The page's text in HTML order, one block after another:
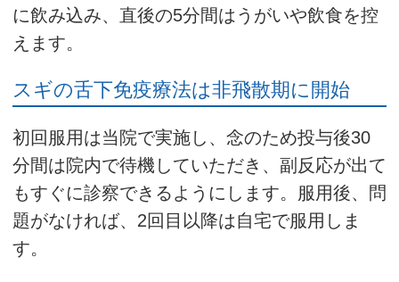
に飲み込み、直後の5分間はうがいや飲食を控
えます。
スギの舌下免疫療法は非飛散期に開始
初回服用は当院で実施し、念のため投与後30
分間は院内で待機していただき、副反応が出て
もすぐに診察できるようにします。服用後、問
題がなければ、2回目以降は自宅で服用しま
す。